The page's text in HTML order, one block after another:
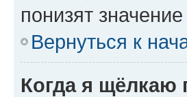
понизят
Вернуться к
Когда я щёлкаю